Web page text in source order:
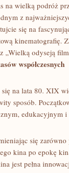
na wielką podróż
z
⁢się na
kinematografię.
odyseją
współczesnych
‌na‌ lata 80. XIX
sposób.
edukacyjnym i
się⁣
kina po ​epokę⁤
jest⁤ pełna⁢